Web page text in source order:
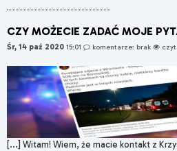
CZY MOŻECIE ZADAĆ MOJE
Śr, 14 paź 2020 15:01 komentarze: brak
[...] Witam! Wiem, że macie kontakt z